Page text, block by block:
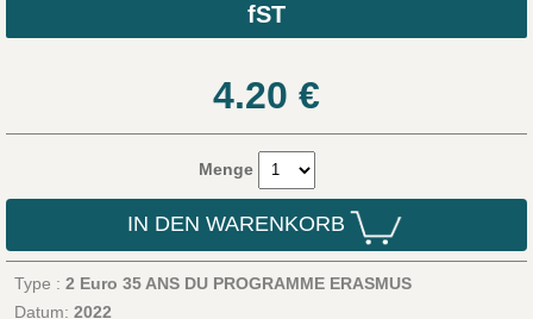
fST
4.20 €
Menge
IN DEN WARENKORB
Type : 2 Euro 35 ANS DU PROGRAMME ERASMUS
Datum: 2022